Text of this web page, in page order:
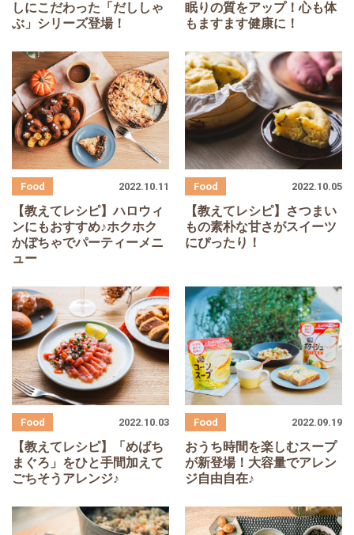
しにこだわった「だししゃ
ぶ」シリーズ登場！
眠りの質をアップ！心も体
もますます健康に！
【教えてレシピ】ハロウィ
ンにもおすすめ♪ホクホク
かぼちゃでパーティーメニ
ュー
2022.10.11
【教えてレシピ】さつまい
もの素朴な甘さがスイーツ
にぴったり！
2022.10.05
【教えてレシピ】「めばち
まぐろ」をひと手間加えて
ごちそうアレンジ♪
2022.10.03
おうち時間を楽しむスープ
が新登場！大容量でアレン
ジ自由自在♪
2022.09.19